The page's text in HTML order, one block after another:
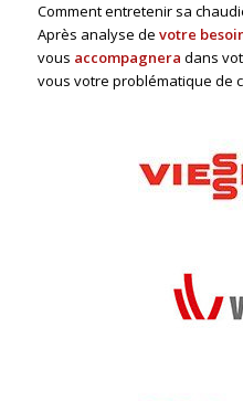
Comment entretenir sa
Après analyse de votre
vous accompagnera dans
vous votre problématique de